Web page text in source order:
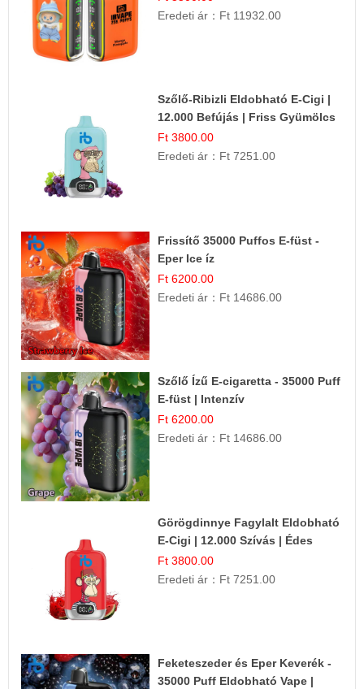
Eredeti ár： Ft 11932.00
Szőlő-Ribizli Eldobható E-Cigi |
12.000 Befújás | Friss Gyümölcs
Íz
Ft 3800.00
Eredeti ár： Ft 7251.00
Frissítő 35000 Puffos E-füst -
Eper Ice íz
Ft 6200.00
Eredeti ár： Ft 14686.00
Szőlő Ízű E-cigaretta - 35000 Puff
E-füst | Intenzív
Gyümölcsélmény!
Ft 6200.00
Eredeti ár： Ft 14686.00
Görögdinnye Fagylalt Eldobható
E-Cigi | 12.000 Szívás | Édes
Vízidín Íz
Ft 3800.00
Eredeti ár： Ft 7251.00
Feketeszeder és Eper Keverék -
35000 Puff Eldobható Vape |